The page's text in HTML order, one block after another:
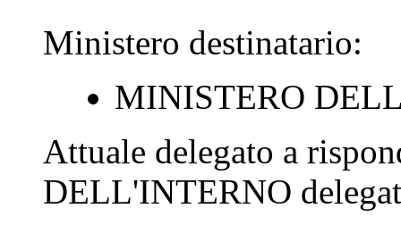
Ministero destinatario:
MINISTERO
Attuale delegato a
DELL'INTERNO